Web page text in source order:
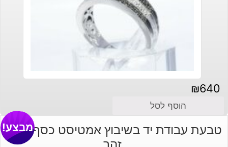
₪640
הוסף לסל
טבעת עבודת יד בשיבוץ אמטיסט כסף וציפוי
מבצע!